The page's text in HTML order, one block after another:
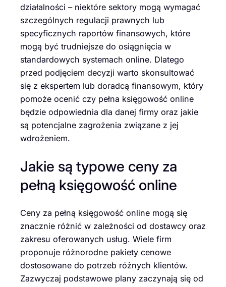
działalności – niektóre sektory mogą wymagać
szczególnych regulacji prawnych lub
specyficznych raportów finansowych, które
mogą być trudniejsze do osiągnięcia w
standardowych systemach online. Dlatego
przed podjęciem decyzji warto skonsultować
się z ekspertem lub doradcą finansowym, który
pomoże ocenić czy pełna księgowość online
będzie odpowiednia dla danej firmy oraz jakie
są potencjalne zagrożenia związane z jej
wdrożeniem.
Jakie są typowe ceny za
pełną księgowość online
Ceny za pełną księgowość online mogą się
znacznie różnić w zależności od dostawcy oraz
zakresu oferowanych usług. Wiele firm
proponuje różnorodne pakiety cenowe
dostosowane do potrzeb różnych klientów.
Zazwyczaj podstawowe plany zaczynają się od